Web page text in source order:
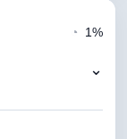
◔ 1%
⌄